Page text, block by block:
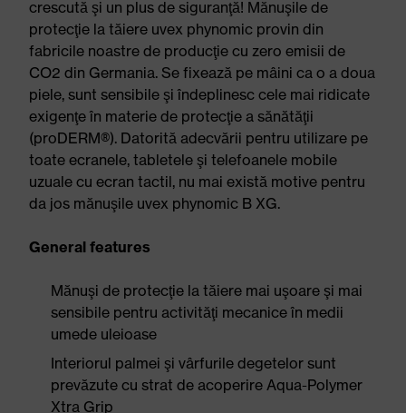
crescută şi un plus de siguranţă! Mănuşile de
protecţie la tăiere uvex phynomic provin din
fabricile noastre de producţie cu zero emisii de
CO2 din Germania. Se fixează pe mâini ca o a doua
piele, sunt sensibile şi îndeplinesc cele mai ridicate
exigenţe în materie de protecţie a sănătăţii
(proDERM®). Datorită adecvării pentru utilizare pe
toate ecranele, tabletele şi telefoanele mobile
uzuale cu ecran tactil, nu mai există motive pentru
da jos mănuşile uvex phynomic B XG.
General features
Mănuşi de protecţie la tăiere mai uşoare şi mai
sensibile pentru activităţi mecanice în medii
umede uleioase
Interiorul palmei şi vârfurile degetelor sunt
prevăzute cu strat de acoperire Aqua-Polymer
Xtra Grip